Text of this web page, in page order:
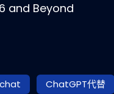
and Beyond
chat
ChatGPT代替